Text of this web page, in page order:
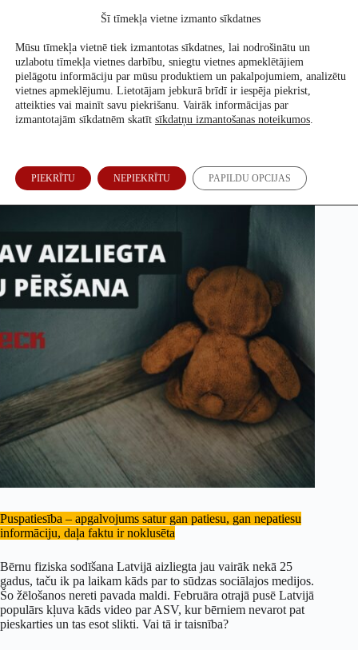
Atbalsti mūs
ASV nav aizliegta bērnu pēršana
Puspatiesība – apgalvojums satur gan patiesu, gan nepatiesu
informāciju, daļa faktu ir noklusēta
Bērnu fiziska sodīšana Latvijā aizliegta jau vairāk nekā 25
gadus, taču ik pa laikam kāds par to sūdzas sociālajos medijos.
Šo žēlošanos nereti pavada maldi. Februāra otrajā pusē Latvijā
populārs kļuva kāds video par ASV, kur bērniem nevarot pat
pieskarties un tas esot slikti. Vai tā ir taisnība?
Šī tīmekļa vietne izmanto sīkdatnes
Mūsu tīmekļa vietnē tiek izmantotas sīkdatnes, lai nodrošinātu un
uzlabotu tīmekļa vietnes darbību, sniegtu vietnes apmeklētājiem
pielāgotu informāciju par mūsu produktiem un pakalpojumiem, analizētu
vietnes apmeklējumu. Lietotājam jebkurā brīdī ir iespēja piekrist,
atteikties vai mainīt savu piekrišanu. Vairāk informācijas par
izmantotajām sīkdatnēm skatīt sīkdatņu izmantošanas noteikumos.
PIEKRĪTU NEPIEKRĪTU PAPILDU OPCIJAS